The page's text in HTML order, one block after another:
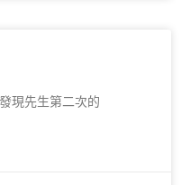
現先生第二次的